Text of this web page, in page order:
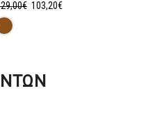
€ Original
103,20€Η